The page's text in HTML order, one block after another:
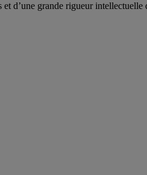
d’une grande rigueur